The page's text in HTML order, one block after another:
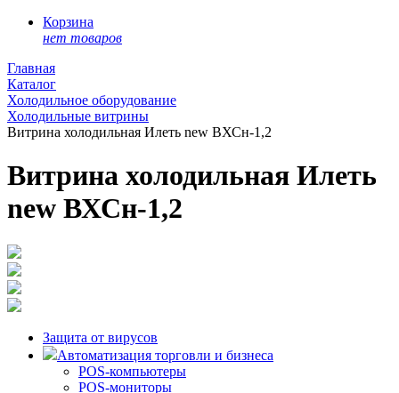
Корзина
нет товаров
Главная
Каталог
Холодильное оборудование
Холодильные витрины
Витрина холодильная Илеть new ВХСн-1,2
Витрина холодильная Илеть
new ВХСн-1,2
Защита от вирусов
Автоматизация торговли и бизнеса
POS-компьютеры
POS-мониторы